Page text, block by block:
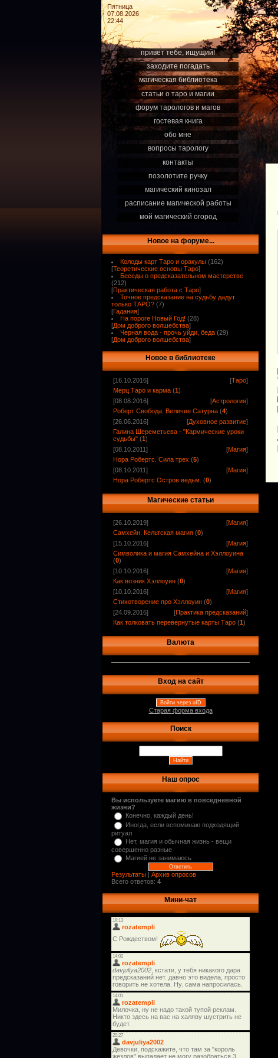
Пятница
07.08.2026
22:44
привет тебе, ищущий!
заходите погадать
магическая библиотека
статьи о таро и магии
форум тарологов и магов
гостевая книга
обо мне
вопросы тарологу
контакты
позолотите ручку
магический кинозал
расписание магической работы
мой магический огород
Новое на форуме...
Колоды карт Таро и оракулы (162)
[Теоретические основы Таро]
Беседы о предсказательном мастерстве
(212)
[Практическая работа с Таро]
Точное предсказание на судьбу дадут
только ТАРО? (7)
[Гадания]
На пороге Новый Год! (28)
[Дом доброго волшебства]
Черная вода - прочь уйди, беда (29)
[Дом доброго волшебства]
Новое в библиотеке
[16.10.2016] [Таро]
Мерц Таро и карма (1)
[08.08.2016]
[Астрология]
Роберт Свобода. Величие Сатурна (4)
[26.06.2016]
[Духовное развитие]
Галина Шереметьева - "Кармические уроки
судьбы" (1)
[08.10.2011]
[Магия]
Нора Робертс. Сила трех (5)
[08.10.2011]
[Магия]
Нора Робертс Остров ведьм. (0)
Магические статьи
[26.10.2019] [Магия]
Самхейн. Кельтская магия (0)
[15.10.2016]
[Магия]
Символика и магия Самхейна и Хэллоуина
(0)
[10.10.2016]
[Магия]
Как возник Хэллоуин (0)
[10.10.2016]
[Магия]
Стихотворение про Хэллоуин (0)
[24.09.2016]
[Практика предсказаний]
Как толковать перевернутые карты Таро (1)
Валюта
Вход на сайт
Войти через uID
Старая форма входа
Поиск
Наш опрос
Вы используете магию в повседневной
жизни?
Конечно, каждый день!
Иногда, если вспоминаю подходящий
ритуал
Нет, магия и обычная жизнь - вещи
совершенно разные
Магией не занимаюсь
Результаты | Архив опросов
Всего ответов: 4
Мини-чат